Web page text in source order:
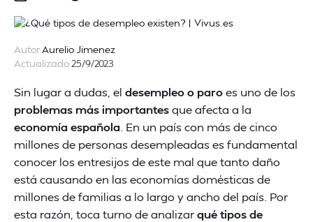
AutorAurelio Jimenez
Actualizado25/9/2023
Sin lugar a dudas, el desempleo o paroes uno de los
problemas más importantesque afecta a la
economía española . En un país con más de cinco
millones de personas desempleadas es fundamental
conocer los entresijos de este mal que tanto daño
está causando en las economías domésticas de
millones de familias a lo largo y ancho del país. Por
esta razón, toca turno de analizarqué tipos de